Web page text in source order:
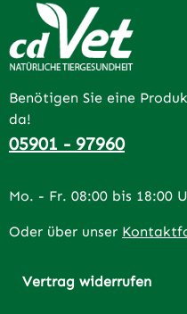
Benötigen Sie eine
da!
05901 - 97960
Mo. - Fr. 08:00 bis 18:00
Oder über unser
Vertrag widerrufen